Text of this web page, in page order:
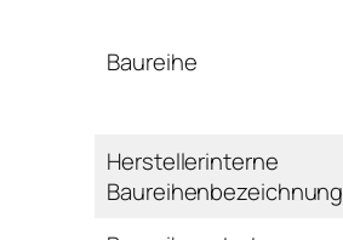
Baureihe
Herstellerinterne
Baureihenbezeichnung